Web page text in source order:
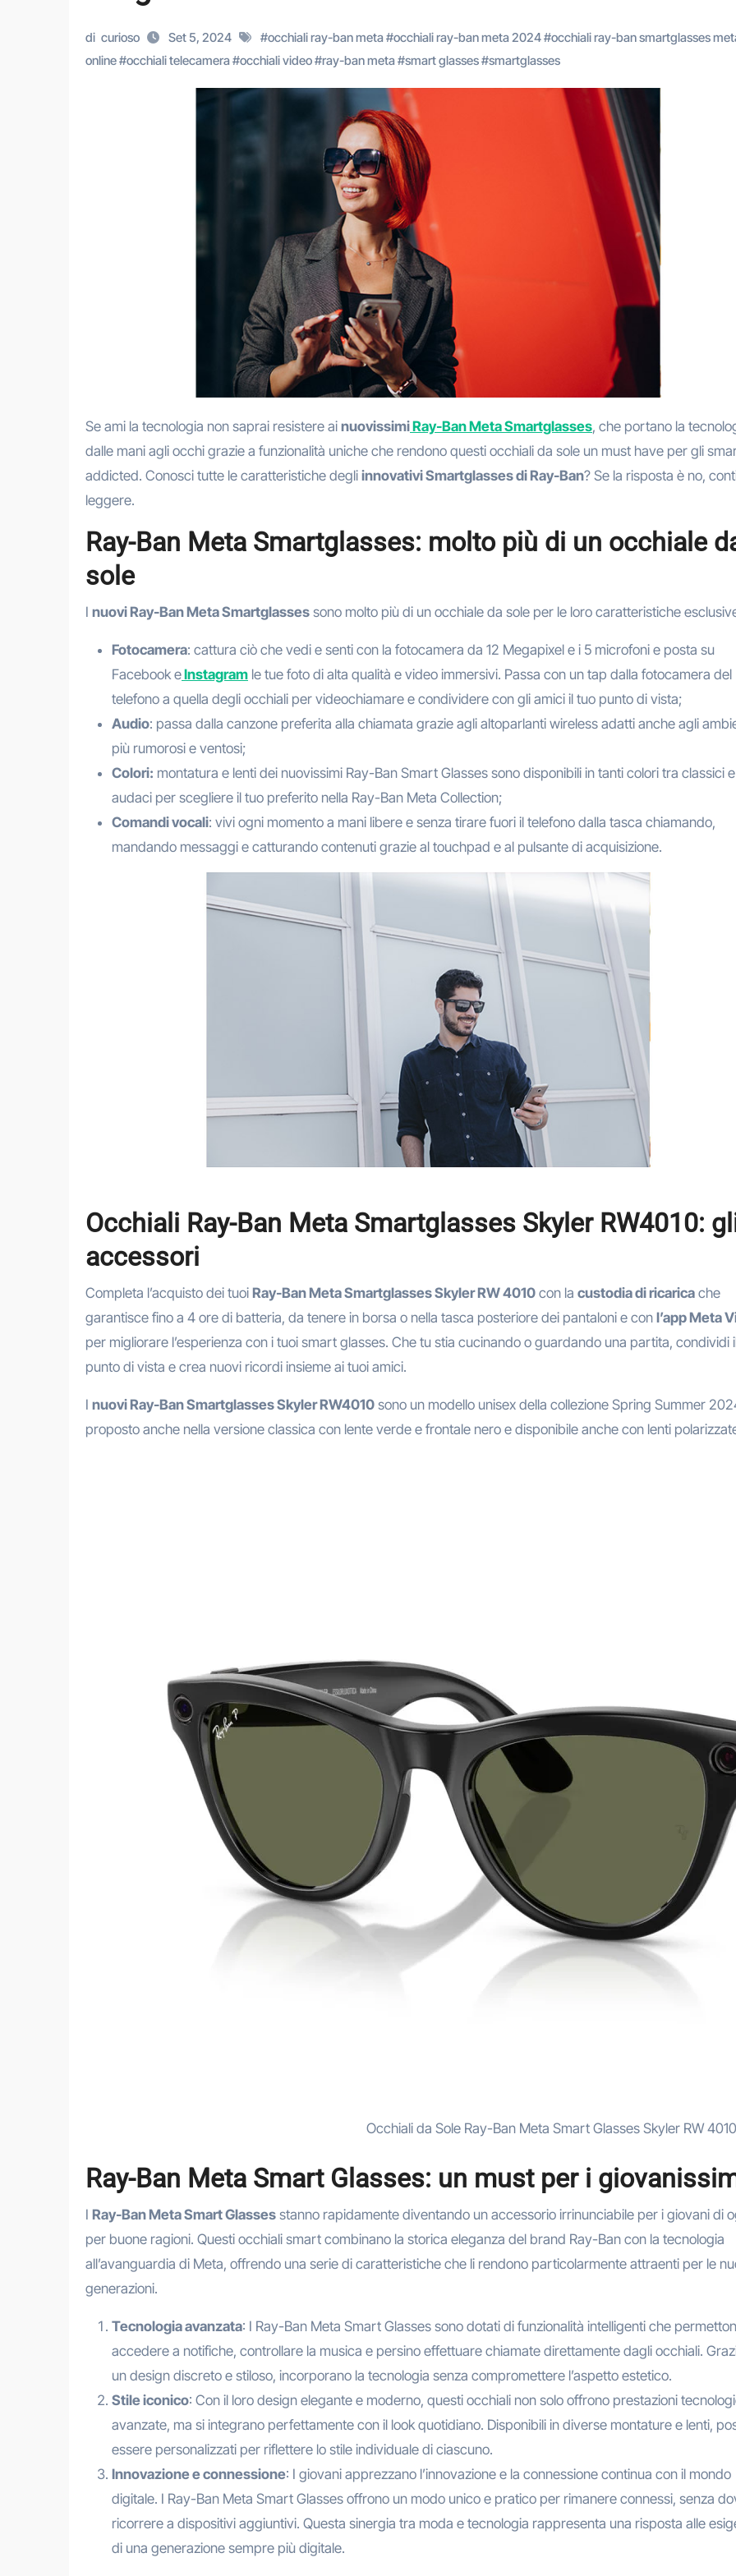
di curioso Set 5, 2024 #occhiali ray-ban meta#occhiali ray-ban meta 2024#occhiali ray-ban smartglasses
online#occhiali telecamera#occhiali video#ray-ban meta#smart glasses#smartglasses
Se ami la tecnologia non saprai resistere ai nuovissimiRay-Ban Meta Smartglasses, che portano la
dalle mani agli occhi grazie a funzionalità uniche che rendono questi occhiali da sole un must have per gli
addicted. Conosci tutte le caratteristiche degli innovativi Smartglasses di Ray-Ban? Se la risposta è no,
leggere.
Ray-Ban Meta Smartglasses: molto più di un occhiale
sole
I nuovi Ray-Ban Meta Smartglasses sono molto più di un occhiale da sole per le loro caratteristiche
Fotocamera: cattura ciò che vedi e senti con la fotocamera da 12 Megapixel e i 5 microfoni e posta su
Facebook eInstagram le tue foto di alta qualità e video immersivi. Passa con un tap dalla fotocamera del
telefono a quella degli occhiali per videochiamare e condividere con gli amici il tuo punto di vista;
Audio: passa dalla canzone preferita alla chiamata grazie agli altoparlanti wireless adatti anche agli
più rumorosi e ventosi;
Colori: montatura e lenti dei nuovissimi Ray-Ban Smart Glasses sono disponibili in tanti colori tra classici
audaci per scegliere il tuo preferito nella Ray-Ban Meta Collection;
Comandi vocali: vivi ogni momento a mani libere e senza tirare fuori il telefono dalla tasca chiamando,
mandando messaggi e catturando contenuti grazie al touchpad e al pulsante di acquisizione.
Occhiali Ray-Ban Meta Smartglasses Skyler RW4010:
accessori
Completa l’acquisto dei tuoi Ray-Ban Meta Smartglasses Skyler RW 4010 con la custodia di ricarica che
garantisce fino a 4 ore di batteria, da tenere in borsa o nella tasca posteriore dei pantaloni e con l’app Meta
per migliorare l’esperienza con i tuoi smart glasses. Che tu stia cucinando o guardando una partita, condividi
punto di vista e crea nuovi ricordi insieme ai tuoi amici.
I nuovi Ray-Ban Smartglasses Skyler RW4010 sono un modello unisex della collezione Spring Summer
proposto anche nella versione classica con lente verde e frontale nero e disponibile anche con lenti
Occhiali da Sole Ray-Ban Meta Smart Glasses Skyler RW
Ray-Ban Meta Smart Glasses: un must per i
I Ray-Ban Meta Smart Glasses stanno rapidamente diventando un accessorio irrinunciabile per i giovani di
per buone ragioni. Questi occhiali smart combinano la storica eleganza del brand Ray-Ban con la tecnologia
all’avanguardia di Meta, offrendo una serie di caratteristiche che li rendono particolarmente attraenti per le
generazioni.
Tecnologia avanzata: I Ray-Ban Meta Smart Glasses sono dotati di funzionalità intelligenti che
accedere a notifiche, controllare la musica e persino effettuare chiamate direttamente dagli occhiali.
un design discreto e stiloso, incorporano la tecnologia senza compromettere l’aspetto estetico.
Stile iconico: Con il loro design elegante e moderno, questi occhiali non solo offrono prestazioni
avanzate, ma si integrano perfettamente con il look quotidiano. Disponibili in diverse montature e lenti,
essere personalizzati per riflettere lo stile individuale di ciascuno.
Innovazione e connessione: I giovani apprezzano l’innovazione e la connessione continua con il mondo
digitale. I Ray-Ban Meta Smart Glasses offrono un modo unico e pratico per rimanere connessi, senza
ricorrere a dispositivi aggiuntivi. Questa sinergia tra moda e tecnologia rappresenta una risposta alle
di una generazione sempre più digitale.